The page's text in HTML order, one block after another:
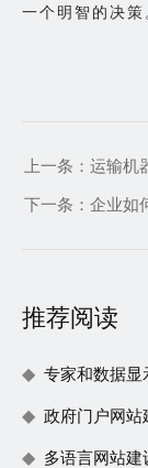
一个明智的决策
上一条：
下一条： 企业如
推荐阅读
专家和数据显
政府门户网站
多语言网站